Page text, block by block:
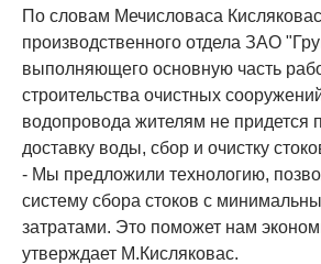
По словам Мечисловаса
производственного отдела ЗАО
выполняющего основную часть
строительства очистных
водопровода жителям не придется
доставку воды, сбор и очистку
- Мы предложили технологию,
систему сбора стоков с
затратами. Это поможет нам
утверждает М.Кисляковас.